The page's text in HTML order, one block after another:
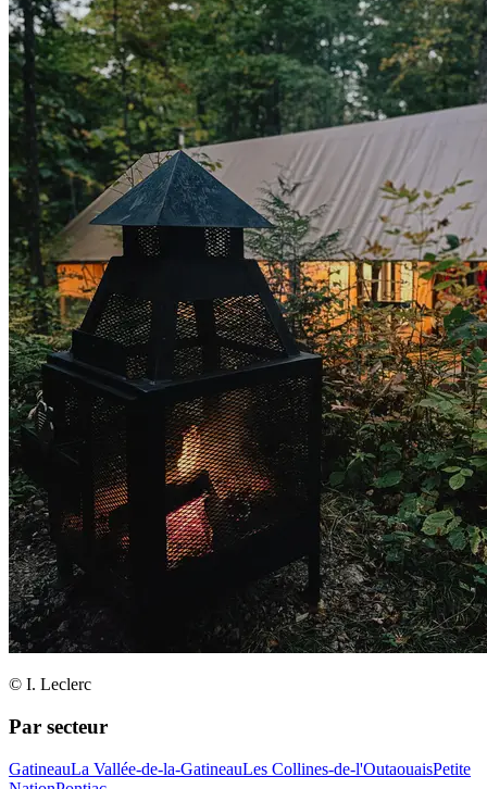
© I. Leclerc
Par secteur
GatineauLa Vallée-de-la-GatineauLes Collines-de-l'OutaouaisPetite